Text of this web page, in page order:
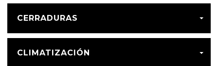
CERRADURAS
CLIMATIZACIÓN